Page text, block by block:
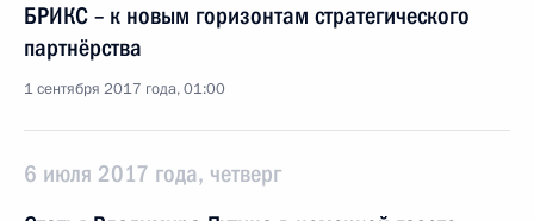
БРИКС – к новым горизонтам стратегического
партнёрства
1 сентября 2017 года, 01:00
6 июля 2017 года, четверг